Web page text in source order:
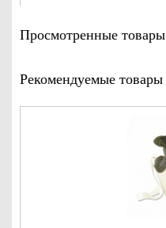
Просмотренные товары
Рекомендуемые товары